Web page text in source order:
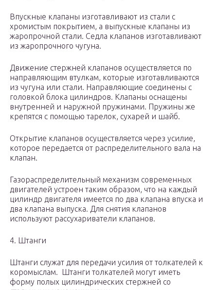
Впускные клапаны изготавливают из стали с
хромистым покрытием, а выпускные клапаны из
жаропрочной стали. Седла клапанов изготавливают
из жаропрочного чугуна.
Движение стержней клапанов осуществляется по
направляющим втулкам, которые изготавливаются
из чугуна или стали. Направляющие соединены с
головкой блока цилиндров. Клапаны оснащены
внутренней и наружной пружинами. Пружины же
крепятся с помощью тарелок, сухарей и шайб.
Открытие клапанов осуществляется через усилие,
которое передается от распределительного вала на
клапан.
Газораспределительный механизм современных
двигателей устроен таким образом, что на каждый
цилиндр двигателя имеется по два клапана впуска и
два клапана выпуска. Для снятия клапанов
используют рассухариватели клапанов.
4. Штанги
Штанги служат для передачи усилия от толкателей к
коромыслам. Штанги толкателей могут иметь
форму полых цилиндрических стержней со